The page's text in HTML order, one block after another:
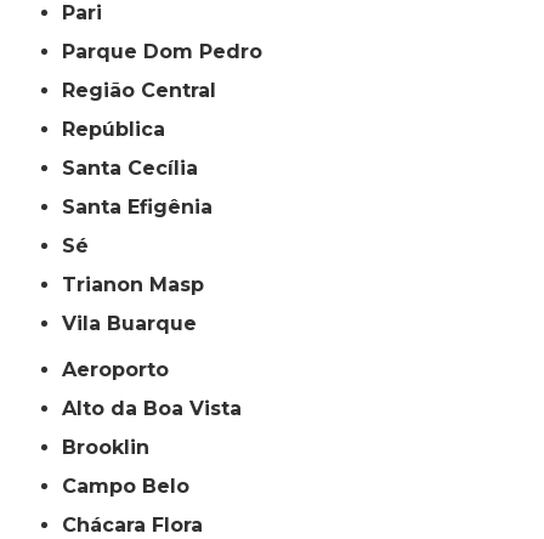
Pari
Parque Dom Pedro
Região Central
República
Santa Cecília
Santa Efigênia
Sé
Trianon Masp
Vila Buarque
Aeroporto
Alto da Boa Vista
Brooklin
Campo Belo
Chácara Flora